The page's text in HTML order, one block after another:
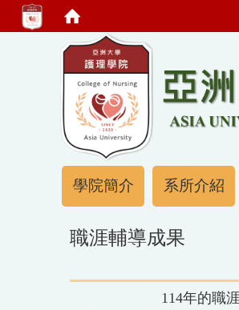
學院簡介 系所介紹
職涯輔導成果
114年的職